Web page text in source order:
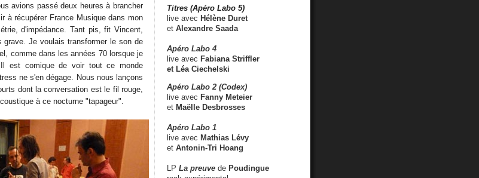
avions passé deux heures à brancher
à récupérer France Musique dans mon
d'impédance. Tant pis, fit Vincent,
Je voulais transformer le son de
comme dans les années 70 lorsque je
est comique de voir tout ce monde
ne s'en dégage. Nous nous lançons
dont la conversation est le fil rouge,
à ce nocturne "tapageur".
Titres (Apéro Labo 5)
live avec Hélène Duret
et Alexandre Saada
Apéro Labo 4
live avec Fabiana Striffler
et Léa Ciechelski
Apéro Labo 2 (Codex)
live avec Fanny Meteier
et Maëlle Desbrosses
Apéro Labo 1
live avec Mathias Lévy
et Antonin-Tri Hoang
LP La preuve de Poudingue